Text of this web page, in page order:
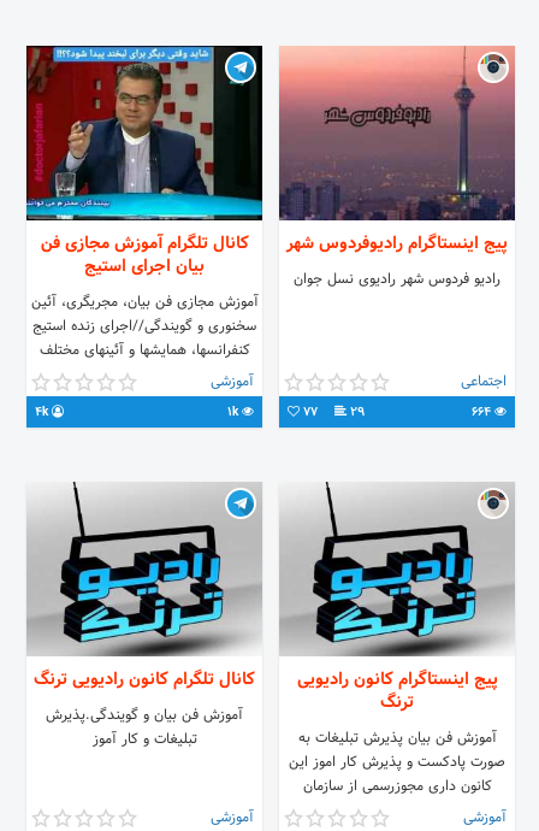
واحد 303
پیج اینستاگرام رادیوفردوس شهر
رادیو فردوس شهر رادیوی نسل جوان
اجتماعی
29
77
کانال تلگرام آموزش مجازی فن
بیان اجرای استیج
آموزش مجازی فن بیان، مجریگری، آئین
سخنوری و گویندگی//اجرای زنده استیج
کنفرانسها، همایشها و آئینهای مختلف
توسط مجری صدا و سیما و استاد
دانشگاه دکتر حسین جفعریان
https://instagram.com/doctorjafarian
آموزشی
1k
4k
پیج اینستاگرام کانون رادیویی
ترنگ
آموزش فن بیان پذیرش تبلیغات به
صورت پادکست و پذیرش کار اموز این
کانون داری مجوزرسمی از سازمان
فرهنگی هنری شهرداری تهران می باشد
آموزشی
کانال تلگرام کانون رادیویی ترنگ
آموزش فن بیان و گویندگی.پذیرش
تبلیغات و کار آموز
آموزشی